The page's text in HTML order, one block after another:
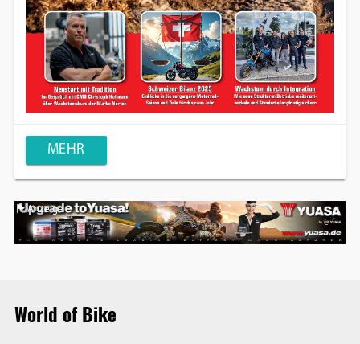
MEHR
Anzeige
World of Bike